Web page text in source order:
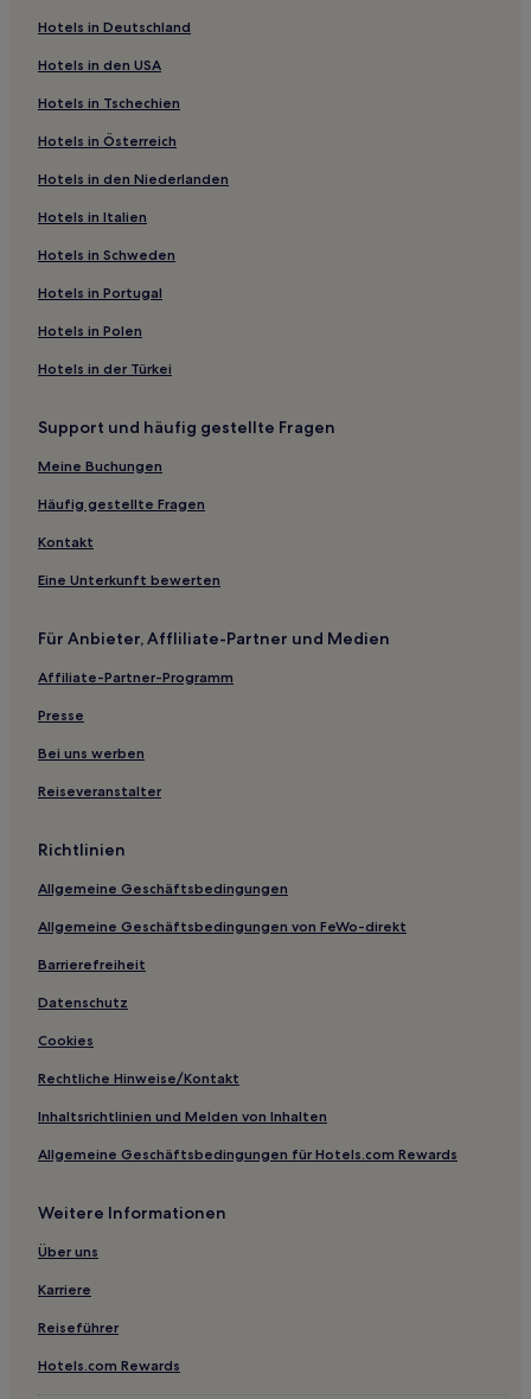
Paden Hotels
Kremlin Hotels
Hotels nahe Enid Event Center and Convention Hall
Hotels nahe Marland Estate
Cleo Springs Hotels
Okmulgee County: Hotels
Hotels nahe Ada Arts and Heritage Center
Lincoln County: Hotels
Cromwell Hotels
Hotels nahe Clinton Municipal
Loyal Hotels
Foss Hotels
Morrison Hotels
Hotels nahe Hawthorn Park
Lahoma Hotels
Taloga Hotels
Grady County: Hotels
Anadarko Hotels
Oakwood Hotels
Greenfield Hotels
Hotels nahe Wichita Mountains Wildlife Refuge
Loco Hotels
Wainwright Hotels
Wolf Hotels
The Village: Hotels
Saint Louis Hotels
Hotels nahe RiverWalk
Hotels nahe Chisholm Trail Expo Center
Ardmore Hotels
Fletcher Hotels
Lima Hotels
Centrahoma Hotels
Ponca City Hotels
Hotels in Deutschland
Hotels in den USA
Hotels in Tschechien
Hotels in Österreich
Hotels in den Niederlanden
Hotels in Italien
Hotels in Schweden
Hotels in Portugal
Hotels in Polen
Hotels in der Türkei
Support und häufig gestellte Fragen
Meine Buchungen
Häufig gestellte Fragen
Kontakt
Eine Unterkunft bewerten
Für Anbieter, Affliliate-Partner und Medien
Affiliate-Partner-Programm
Presse
Bei uns werben
Reiseveranstalter
Richtlinien
Allgemeine Geschäftsbedingungen
Allgemeine Geschäftsbedingungen von FeWo-direkt
Barrierefreiheit
Datenschutz
Cookies
Rechtliche Hinweise/Kontakt
Inhaltsrichtlinien und Melden von Inhalten
Allgemeine Geschäftsbedingungen für Hotels.com Rewards
Weitere Informationen
Über uns
Karriere
Reiseführer
Hotels.com Rewards